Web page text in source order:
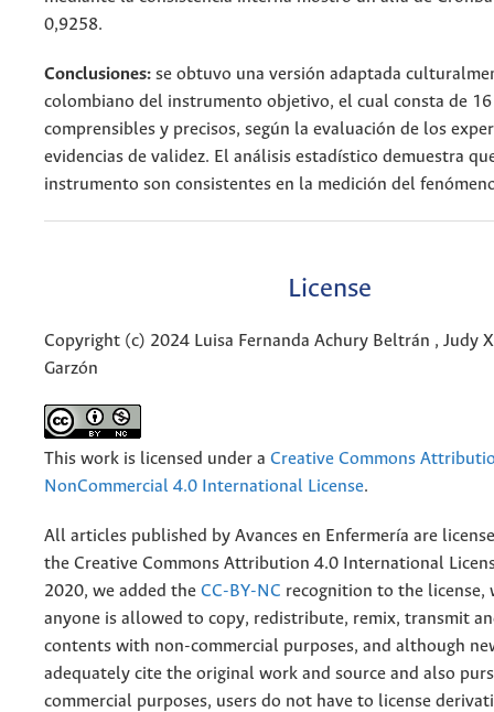
0,9258.
Conclusiones: se obtuvo una versión adaptada
colombiano del instrumento objetivo, el cual consta de
comprensibles y precisos, según la evaluación de los
evidencias de validez. El análisis estadístico demuestra
instrumento son consistentes en la medición del
License
Copyright (c) 2024 Luisa Fernanda Achury Beltrán , Judy
Garzón
This work is licensed under a Creative Commons
NonCommercial 4.0 International License.
All articles published by Avances en Enfermería are
the Creative Commons Attribution 4.0 International
2020, we added the CC-BY-NC recognition to the license,
anyone is allowed to copy, redistribute, remix, transmit
contents with non-commercial purposes, and although
adequately cite the original work and source and also
commercial purposes, users do not have to license